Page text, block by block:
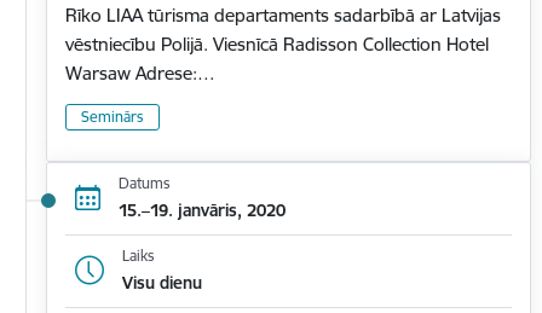
Rīko LIAA tūrisma departaments sadarbībā ar Latvijas
vēstniecību Polijā. Viesnīcā Radisson Collection Hotel
Warsaw Adrese:…
Seminārs
Datums
15.–19. janvāris, 2020
Laiks
Visu dienu